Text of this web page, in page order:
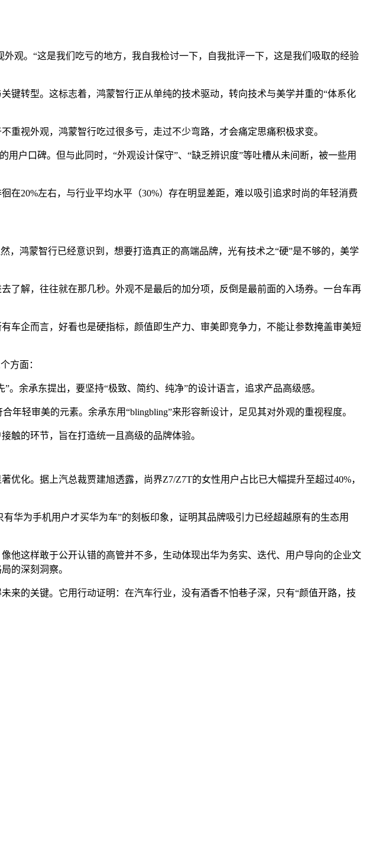
观。“这是我们吃亏的地方，我自我检讨一下，自我批评一下，这是我们吸取的经验
键转型。这标志着，鸿蒙智行正从单纯的技术驱动，转向技术与美学并重的“体系化
视外观，鸿蒙智行吃过很多亏，走过不少弯路，才会痛定思痛积极求变。
户口碑。但与此同时，“外观设计保守”、“缺乏辨识度”等吐槽从未间断，被一些用
20%左右，与行业平均水平（30%）存在明显差距，难以吸引追求时尚的年轻消费
鸿蒙智行已经意识到，想要打造真正的高端品牌，光有技术之“硬”是不够的，美学
了解，往往就在那几秒。外观不是最后的加分项，反倒是最前面的入场券。一台车再
车企而言，好看也是硬指标，颜值即生产力、审美即竞争力，不能让参数掩盖审美短
方面：
余承东提出，要坚持“极致、简约、纯净”的设计语言，追求产品高级感。
轻审美的元素。余承东用“blingbling”来形容新设计，足见其对外观的重视程度。
触的环节，旨在打造统一且高级的品牌体验。
化。据上汽总裁贾建旭透露，尚界Z7/Z7T的女性用户占比已大幅提升至超过40%，
华为手机用户才买华为车”的刻板印象，证明其品牌吸引力已经超越原有的生态用
他这样敢于公开认错的高管并不多，生动体现出华为务实、迭代、用户导向的企业文
的深刻洞察。
来的关键。它用行动证明：在汽车行业，没有酒香不怕巷子深，只有“颜值开路，技